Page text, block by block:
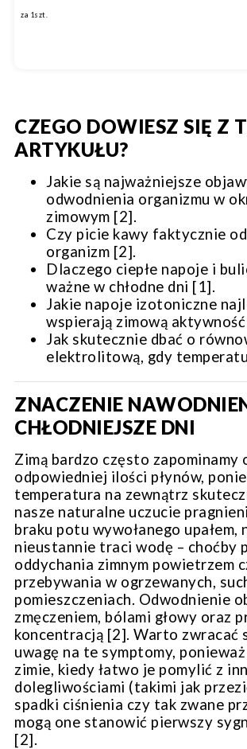
za 1szt.
CZEGO DOWIESZ SIĘ Z
ARTYKUŁU?
Jakie są najważniejsze
odwodnienia organizmu w
zimowym [2].
Czy picie kawy faktycznie
organizm [2].
Dlaczego ciepłe napoje i
ważne w chłodne dni [1].
Jakie napoje izotoniczne
wspierają zimową
Jak skutecznie dbać o
elektrolitową, gdy
ZNACZENIE
CHŁODNIEJSZE DNI
Zimą bardzo często zapominamy
odpowiedniej ilości płynów,
temperatura na zewnątrz
nasze naturalne uczucie
braku potu wywołanego upałem,
nieustannie traci wodę – choćby
oddychania zimnym powietrzem
przebywania w ogrzewanych,
pomieszczeniach. Odwodnienie
zmęczeniem, bólami głowy oraz
koncentracją [2]. Warto zwracać
uwagę na te symptomy,
zimie, kiedy łatwo je pomylić z
dolegliwościami (takimi jak
spadki ciśnienia czy tak zwane
mogą one stanowić pierwszy
[2].